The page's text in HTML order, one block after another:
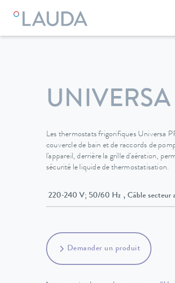
LAUDA Appareils de thermorégulation
UNIVERSA
Les thermostats frigorifiques Universa
couvercle de bain et de raccords de
l'appareil, derrière la grille d'aération,
sécurité le liquide de thermostatisation.
220-240 V; 50/60 Hz
Demander un produit